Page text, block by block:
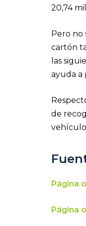
20,74
Pero no
cartón
las
ayuda a
de
Página
Página